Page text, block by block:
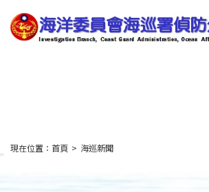
到
主
要
:::
現在位置： 首頁 > 海巡新聞